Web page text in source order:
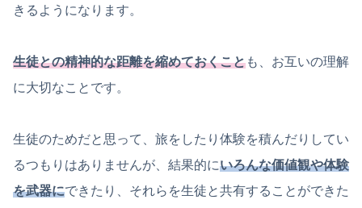
きるようになります。
生徒との精神的な距離を縮めておくことも、お互いの理解
に大切なことです。
生徒のためだと思って、旅をしたり体験を積んだりしてい
るつもりはありませんが、結果的にいろんな価値観や体験
を武器にできたり、それらを生徒と共有することができた